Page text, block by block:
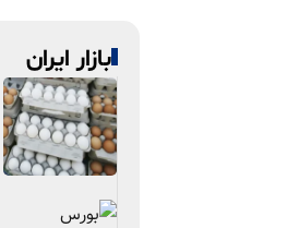
بازار ایران